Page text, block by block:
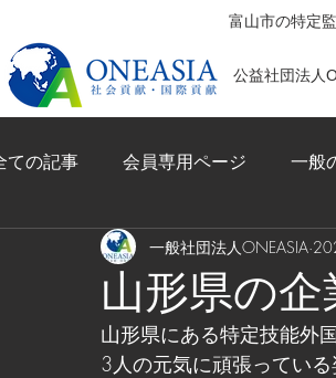
富山市の特定
公益社団法人
ての記事 会員専用ページ 一般
山形県の
一般社団法人ONEASIA
山形県にある特定技能外
3人の元気に頑張っている